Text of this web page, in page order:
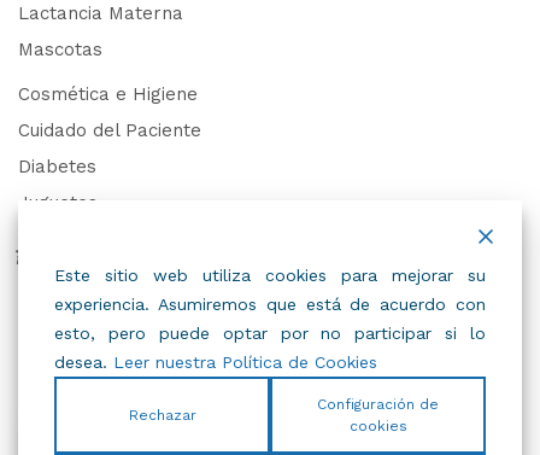
Lactancia Materna
Mascotas
Cosmética e Higiene
Cuidado del Paciente
Diabetes
Juguetes
Trabaja con Nosotros
Este sitio web utiliza cookies para mejorar su
experiencia. Asumiremos que está de acuerdo con
esto, pero puede optar por no participar si lo
desea. Leer nuestra Política de Cookies
Rechazar
Configuración de
cookies